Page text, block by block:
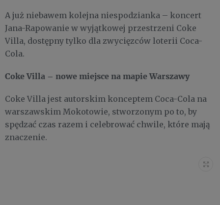
A już niebawem kolejna niespodzianka – koncert
Jana-Rapowanie w wyjątkowej przestrzeni Coke
Villa, dostępny tylko dla zwycięzców loterii Coca-
Cola.
Coke Villa – nowe miejsce na mapie Warszawy
Coke Villa jest autorskim konceptem Coca-Cola na
warszawskim Mokotowie, stworzonym po to, by
spędzać czas razem i celebrować chwile, które mają
znaczenie.